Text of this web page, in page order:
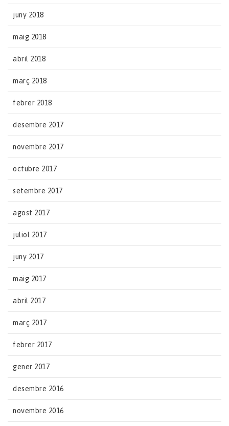
juny 2018
maig 2018
abril 2018
març 2018
febrer 2018
desembre 2017
novembre 2017
octubre 2017
setembre 2017
agost 2017
juliol 2017
juny 2017
maig 2017
abril 2017
març 2017
febrer 2017
gener 2017
desembre 2016
novembre 2016